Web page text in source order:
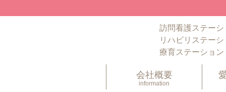
訪問看護ステー
リハビリステー
療育ステーション
会社概要
information